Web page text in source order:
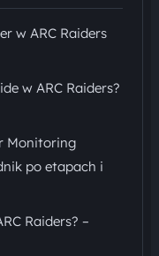
w ARC Raiders
w ARC Raiders?
Monitoring
po etapach i
Raiders? –